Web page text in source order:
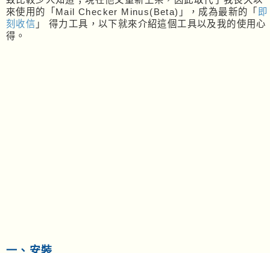
來使用的「Mail Checker Minus(Beta)」，成為最新的「 即
刻收信 」 得力工具，以下就來介紹這個工具以及我的使用心
得。
一、安裝